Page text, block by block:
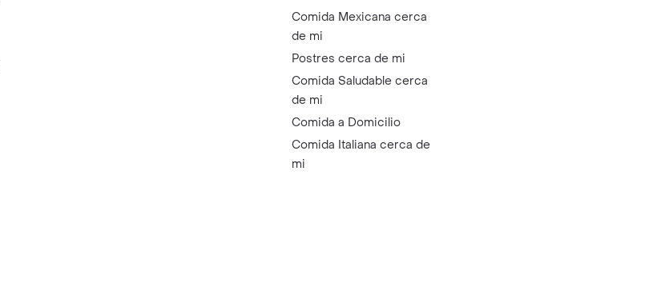
Comida Mexicana cerca
de mi
Postres cerca de mi
Comida Saludable cerca
de mi
Comida a Domicilio
Comida Italiana cerca de
mi